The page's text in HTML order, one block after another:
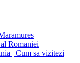
Romaniei
| Cum sa vizitezi